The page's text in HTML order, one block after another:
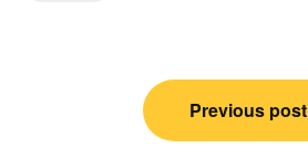
Nawigacja
Previous post